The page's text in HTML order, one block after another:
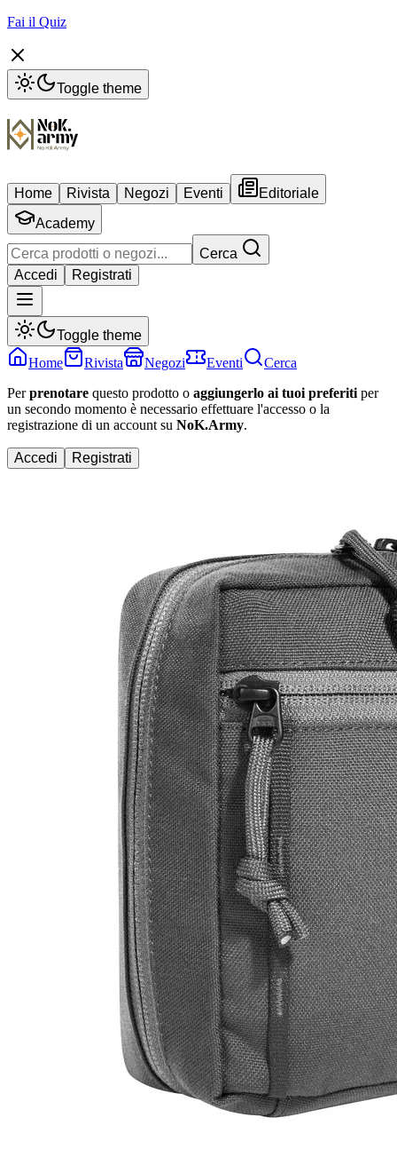
Fai il Quiz
Toggle theme
Home Rivista Negozi Eventi
Editoriale
Academy
Cerca
Accedi
Registrati
Toggle theme
Home
Rivista Negozi Eventi
Cerca
Perprenotare questo prodotto o aggiungerlo ai tuoi preferiti per
un secondo momento è necessario effettuare l'accesso o la
registrazione di un account su NoK.Army.
Accedi Registrati